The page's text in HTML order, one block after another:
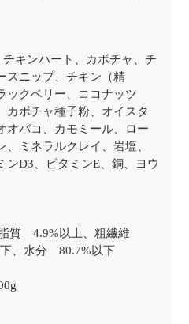
キンハート、カボチャ、チ
スニップ、チキン（精
ックベリー、ココナッツ
カボチャ種子粉、オイスタ
オバコ、カモミール、ロー
ミネラルクレイ、岩塩、
ンD3、ビタミンE、銅、ヨウ
質 4.9%以上、粗繊維
、水分 80.7%以下